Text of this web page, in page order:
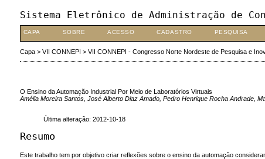
Sistema Eletrônico de Administração de
CAPA SOBRE ACESSO CADASTRO PESQUISA
Capa> VII CONNEPI > VII CONNEPI - Congresso Norte Nordeste de Pesquisa e
O Ensino da Automação Industrial Por Meio de Laboratórios Virtuais
Amélia Moreira Santos, José Alberto Diaz Amado, Pedro Henrique Rocha Andrade,
Última alteração: 2012-10-18
Resumo
Este trabalho tem por objetivo criar reflexões sobre o ensino da automação